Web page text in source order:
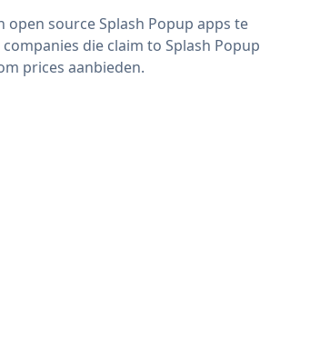
open source Splash Popup apps te
die claim to Splash Popup
prices aanbieden.